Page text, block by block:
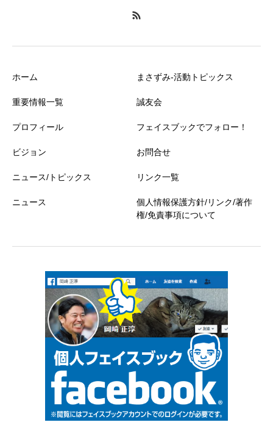
ホーム
重要情報一覧
プロフィール
ビジョン
ニュース/トピックス
ニュース
まさずみ-活動トピックス
誠友会
フェイスブックでフォロー！
お問合せ
リンク一覧
個人情報保護方針/リンク/著作
権/免責事項について